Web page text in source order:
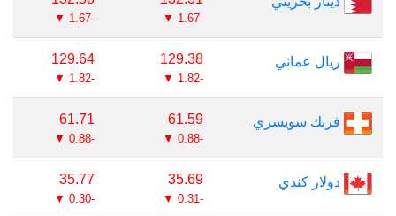
-1.67 ▼
-1.67 ▼
ريال عماني 129.38
-1.82 ▼
129.64
-1.82 ▼
فرنك سويسري 61.59
-0.88 ▼
61.71
-0.88 ▼
دولار كندي 35.69
-0.31 ▼
35.77
-0.30 ▼